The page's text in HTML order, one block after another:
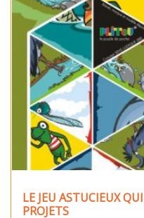
LE JEU ASTUCIEUX
PROJETS